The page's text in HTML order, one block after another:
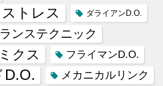
トレス ダライアンD.O.
ンステクニック
クス フライマンD.O.
D.O. メカニカルリンク